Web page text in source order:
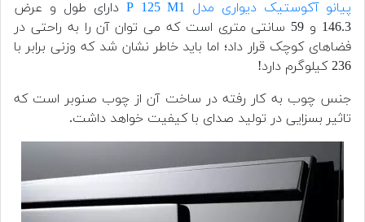
پیانو آکوستیک دیواری مدل P 125 M1
دارای طول و عرض
146.3 و 59 سانتی متری است که می توان آن را به راحتی در
فضاهای کوچک قرار داد؛ اما باید خاطر نشان شد که وزنی برابر با
236 کیلوگرم دارد!
جنس چوب به کار رفته در ساخت آن از چوب صنوبر است که
تاثیر بسزایی در تولید صدای با کیفیت خواهد داشت.